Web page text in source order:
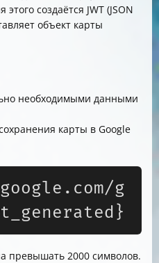
создаётся JWT (JSON
объект карты
необходимыми данными
карты в Google
g
превышать 2000 символов.